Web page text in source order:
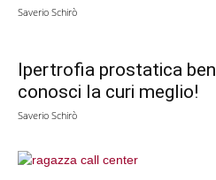
Saverio Schirò
Ipertrofia prostatica
conosci la curi meglio!
Saverio Schirò